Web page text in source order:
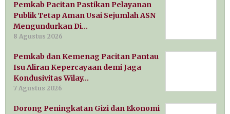
Pemkab Pacitan Pastikan Pelayanan
Publik Tetap Aman Usai Sejumlah ASN
Mengundurkan Di…
8 Agustus 2026
Pemkab dan Kemenag Pacitan Pantau
Isu Aliran Kepercayaan demi Jaga
Kondusivitas Wilay…
7 Agustus 2026
Dorong Peningkatan Gizi dan Ekonomi